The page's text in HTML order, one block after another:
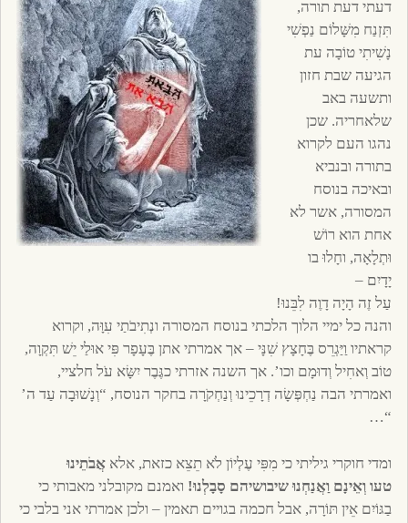
דעתי דעת תורה,
תִּזְנַח מִשָּׁלוֹם נַפְשִׁי
נָשִׁיתִי טוֹבָה עת
הגיעה שבת חזון
ותשעה באב
שלאחריה. שכן
נהגו העם לקרוא
בתורה ובנביא
ובאיכה בנוסח
המסורה, אשר לא
אחת הוא רוֹשׁ
וּתְלָאָה, וחָלוּ בו
יָדָיִם –
עַל זֶה הָיָה דָוֶה לִבֵּנוּ!
והנה כל ימיי הלוך הלכתי בנוסח המסורה ונְתִיבֹתַי עִוָּה, וקרוא
קראתיו וַיַּגְרֵס בֶּחָצָץ שִׁנָּי – אך אמרתי אתן בֶּעָפָר פִּי אוּלַי יֵשׁ תִּקְוָה,
טוֹב וְאחִיל וְדוּמָם וכו’. אך השנה אזרתי כגֶּבֶר יִשָּׂא עֹל חלציי,
ואמרתי הבה נַחְפְּשָׂה דְרָכֵינוּ וְנַחְקֹרָה בחקר הנוסח, “וְנָשׁוּבָה עַד ה’
“…
ומדי חוקרי גיליתי כי מִפִּי עֶלְיוֹן לֹא תֵצֵא כזאת, אלאאֲבֹתֵינוּ
טעו וְאֵינָם וַאֲנַחְנוּ שיבושיהם סָבָלְנוּ! ואמנם מקובלני מאבותי כי
בַגּוֹיִם אֵין תּוֹרָה, אבל חכמה בגויים תאמין – ולכן אמרתי אני בלבי כי